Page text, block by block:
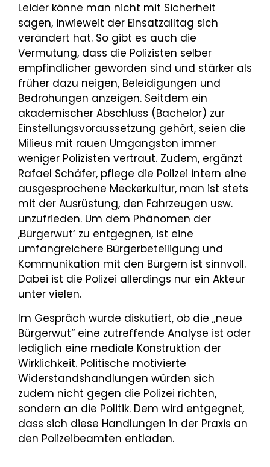
Leider könne man nicht mit Sicherheit
sagen, inwieweit der Einsatzalltag sich
verändert hat. So gibt es auch die
Vermutung, dass die Polizisten selber
empfindlicher geworden sind und stärker als
früher dazu neigen, Beleidigungen und
Bedrohungen anzeigen. Seitdem ein
akademischer Abschluss (Bachelor) zur
Einstellungsvoraussetzung gehört, seien die
Milieus mit rauen Umgangston immer
weniger Polizisten vertraut. Zudem, ergänzt
Rafael Schäfer, pflege die Polizei intern eine
ausgesprochene Meckerkultur, man ist stets
mit der Ausrüstung, den Fahrzeugen usw.
unzufrieden. Um dem Phänomen der
‚Bürgerwut‘ zu entgegnen, ist eine
umfangreichere Bürgerbeteiligung und
Kommunikation mit den Bürgern ist sinnvoll.
Dabei ist die Polizei allerdings nur ein Akteur
unter vielen.
Im Gespräch wurde diskutiert, ob die „neue
Bürgerwut“ eine zutreffende Analyse ist oder
lediglich eine mediale Konstruktion der
Wirklichkeit. Politische motivierte
Widerstandshandlungen würden sich
zudem nicht gegen die Polizei richten,
sondern an die Politik. Dem wird entgegnet,
dass sich diese Handlungen in der Praxis an
den Polizeibeamten entladen.